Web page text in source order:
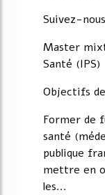
Suivez-
Master
Santé (IPS)
Objectifs
Former de
santé
publique
mettre en
les...